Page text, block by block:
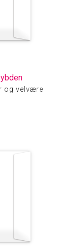
og velvære